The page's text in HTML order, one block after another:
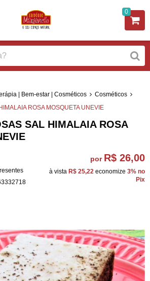
0
| Bem-estar | Cosméticos
Cosméticos
ROSA MOSQUETA UNEVIE
SAL HIMALAIA ROSA
por R$ 26,00
à vista R$ 25,22 economize 3% no
Pix